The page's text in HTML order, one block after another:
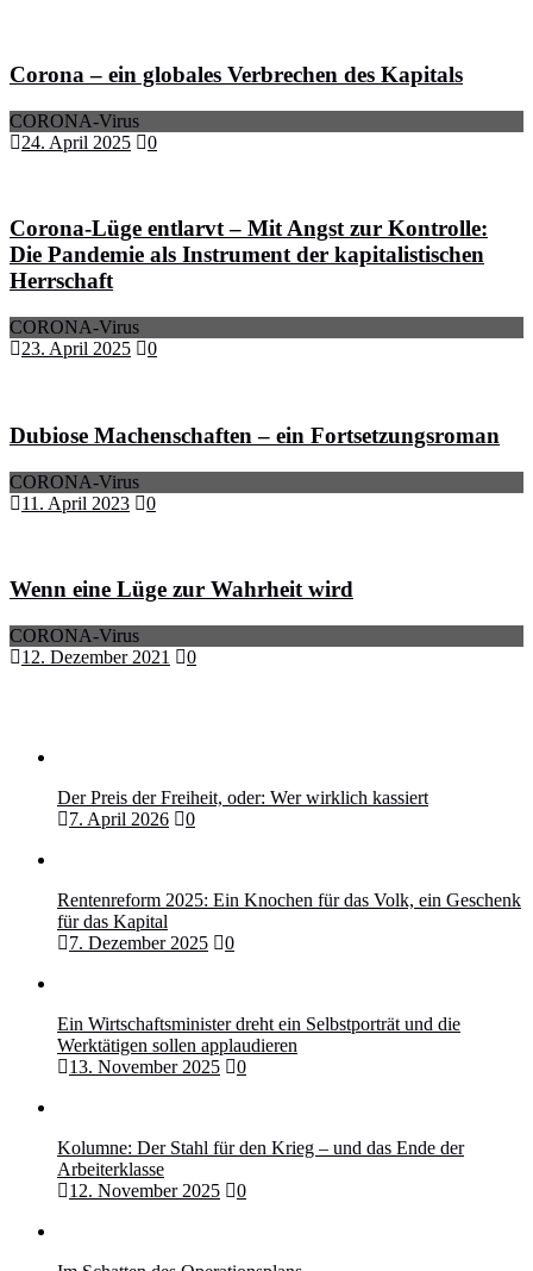
Corona – ein globales Verbrechen des Kapitals
CORONA-Virus
24. April 2025
0
Corona-Lüge entlarvt – Mit Angst zur Kontrolle:
Die Pandemie als Instrument der kapitalistischen
Herrschaft
CORONA-Virus
23. April 2025
0
Dubiose Machenschaften – ein Fortsetzungsroman
CORONA-Virus
11. April 2023
0
Wenn eine Lüge zur Wahrheit wird
CORONA-Virus
12. Dezember 2021
0
Der Preis der Freiheit, oder: Wer wirklich kassiert
7. April 2026
0
Rentenreform 2025: Ein Knochen für das Volk, ein Geschenk
für das Kapital
7. Dezember 2025
0
Ein Wirtschaftsminister dreht ein Selbstporträt und die
Werktätigen sollen applaudieren
13. November 2025
0
Kolumne: Der Stahl für den Krieg – und das Ende der
Arbeiterklasse
12. November 2025
0